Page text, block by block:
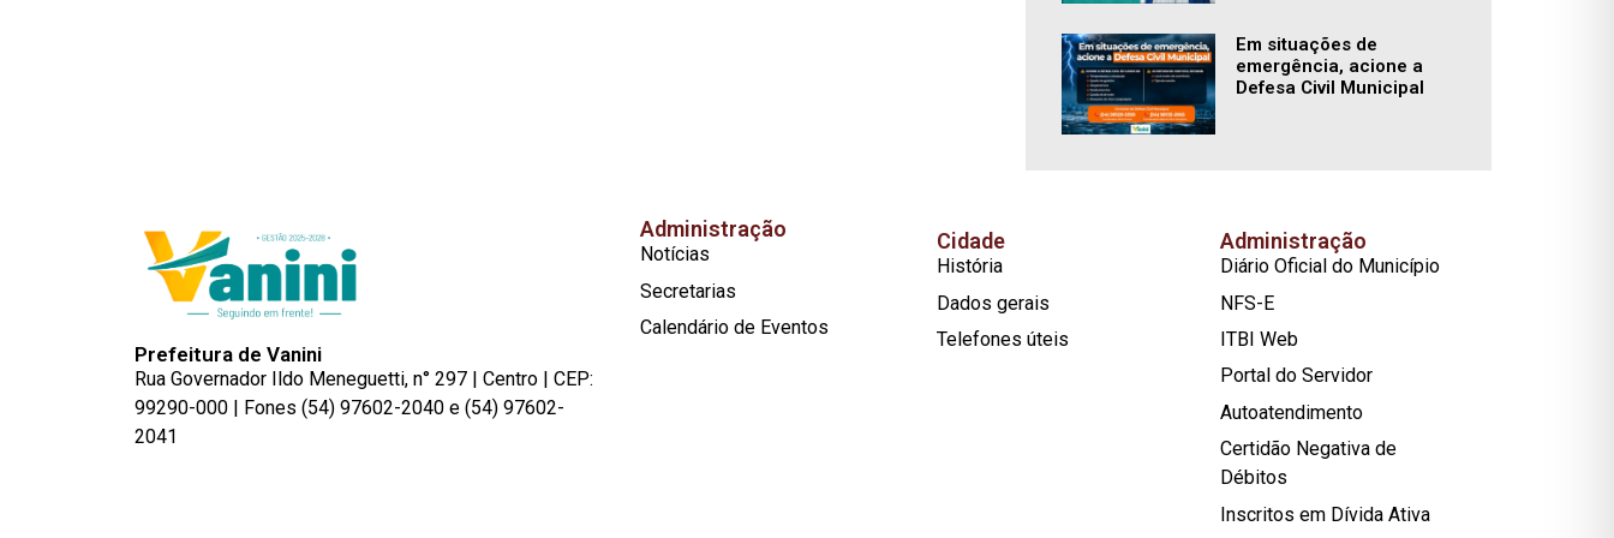
Em situações de
emergência, acione a
Defesa Civil Municipal
Prefeitura de Vanini
Rua Governador Ildo Meneguetti, n° 297 | Centro | CEP:
99290-000 | Fones (54) 97602-2040 e (54) 97602-
2041
Administração
Notícias
Secretarias
Calendário de Eventos
Cidade
História
Dados gerais
Telefones úteis
Administração
Diário Oficial do Município
NFS-E
ITBI Web
Portal do Servidor
Autoatendimento
Certidão Negativa de
Débitos
Inscritos em Dívida Ativa